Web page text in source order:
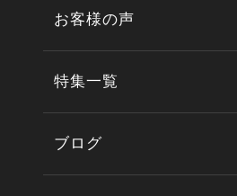
お客様の声
特集一覧
ブログ